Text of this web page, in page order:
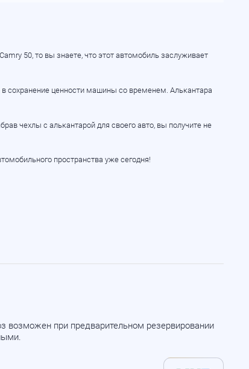
50, то вы знаете, что этот автомобиль заслуживает
сохранение ценности машины со временем. Алькантара
чехлы с алькантарой для своего авто, вы получите не
пространства уже сегодня!
возможен при предварительном резервировании